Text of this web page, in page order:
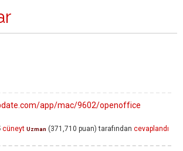
app/mac/9602/openoffice
cüneyt Uzman (371,710 puan) tarafından cevaplandı